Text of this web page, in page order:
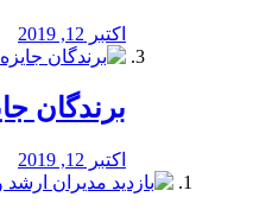
اکتبر 12, 2019
برندگان
اکتبر 12, 2019